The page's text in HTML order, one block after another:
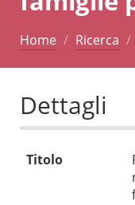
Home Ricerca
Dettagli
Titolo